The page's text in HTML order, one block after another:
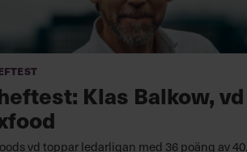
Klas Balkow, vd
vd toppar ledarligan med 36 poäng av 40.